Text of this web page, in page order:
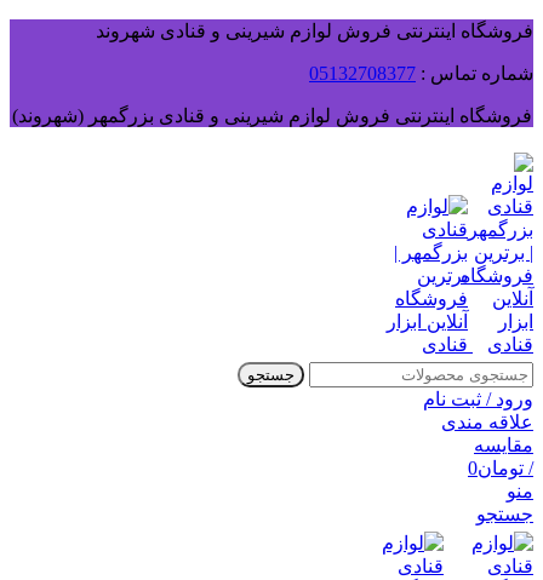
فروشگاه اینترنتی فروش لوازم شیرینی و قنادی شهروند
شماره تماس : 05132708377
فروشگاه اینترنتی فروش لوازم شیرینی و قنادی بزرگمهر (شهروند)
جستجو
ورود / ثبت نام
علاقه مندی
مقایسه
/ تومان0
منو
جستجو